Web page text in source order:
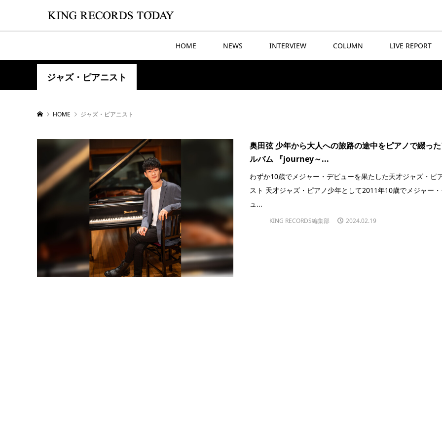
HOME NEWS INTERVIEW COLUMN LIVE REPORT
ジャズ・ピアニスト
HOME ジャズ・ピアニスト
奥田弦 少年から大人への旅路の途中をピアノで綴っ
ルバム 『journey～...
わずか10歳でメジャー・デビューを果たした天才ジャズ・ピ
スト 天才ジャズ・ピアノ少年として2011年10歳でメジャー
ュ...
KING RECORDS編集部 2024.02.19